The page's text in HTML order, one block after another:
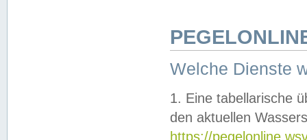
Welche Dienste
1. Eine tabellarische
den aktuellen
https://